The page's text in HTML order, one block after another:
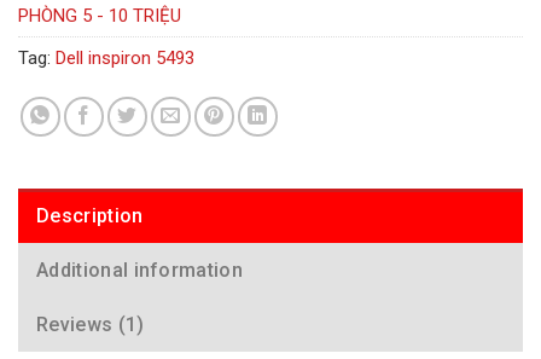
PHÒNG 5 - 10 TRIỆU
Tag: Dell inspiron 5493
Description
Additional information
Reviews (1)